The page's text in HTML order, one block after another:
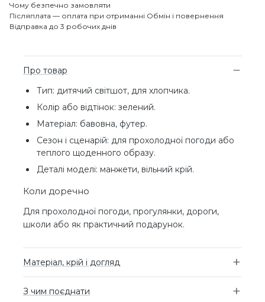
Чому безпечно замовляти
Післяплата — оплата при отриманні Обмін і повернення
Відправка до 3 робочих днів
Про товар
Тип: дитячий світшот, для хлопчика.
Колір або відтінок: зелений.
Матеріал: бавовна, футер.
Сезон і сценарій: для прохолодної погоди або
теплого щоденного образу.
Деталі моделі: манжети, вільний крій.
Коли доречно
Для прохолодної погоди, прогулянки, дороги,
школи або як практичний подарунок.
Матеріал, крій і догляд
З чим поєднати